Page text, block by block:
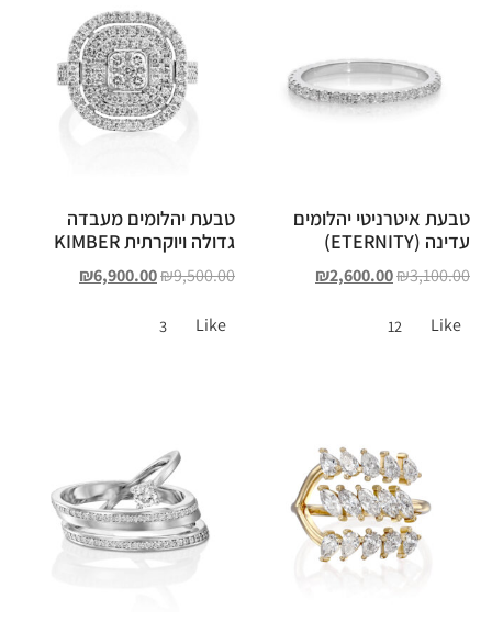
טבעת איטרניטי יהלומים
עדינה (ETERNITY)
₪3,100.00
₪2,600.00
Like
12
טבעת יהלומים מעבדה
גדולה ויוקרתית KIMBER
₪9,500.00
₪6,900.00
Like
3